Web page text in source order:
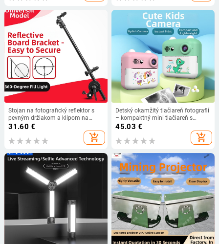
Stojan na fotografický reflektor s
pevným držiakom a klipom na
reflektor, hliníková zliatina
31.60 €
add_shopping_cart
Detský okamžitý tlačiareň fotografií
– kompaktný mini tlačiareň s
vysokým rozlíšením, model A22C,
24 MP, 2,4 palca LCD, TF karta,
výdrž batérie 3 hodiny.
45.03 €
add_shopping_cart